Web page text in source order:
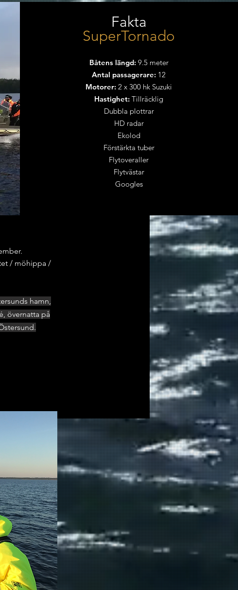
Fakta
SuperTornado
Båtens längd:9.5 meter
Antal passagerare: 12
Motorer:2 x 300 hk Suzuki
Hastighet:Tillräcklig
Dubbla plottrar
HD radar
Ekolod
Förstärkta tuber
Flytoveraller
Flytvästar
Googles
t / möhippa /
hamn,
övernatta på